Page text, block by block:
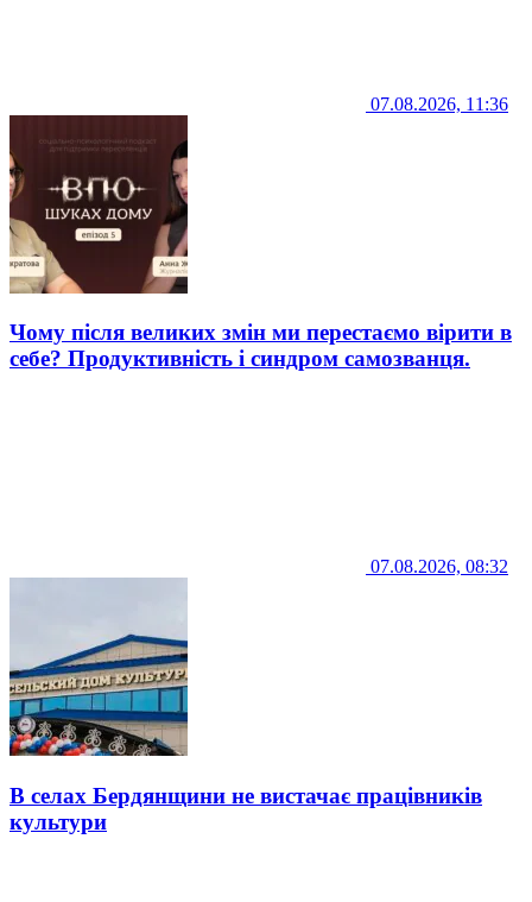
07.08.2026, 11:36
Чому після великих змін ми перестаємо вірити в
себе? Продуктивність і синдром самозванця.
07.08.2026, 08:32
В селах Бердянщини не вистачає працівників
культури